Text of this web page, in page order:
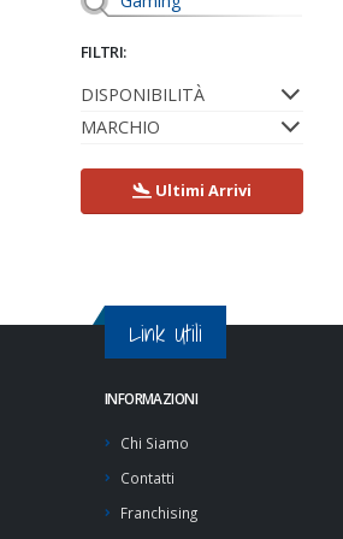
FILTRI:
DISPONIBILITÀ
MARCHIO
Ultimi Arrivi
Link Utili
INFORMAZIONI
Chi Siamo
Contatti
Franchising